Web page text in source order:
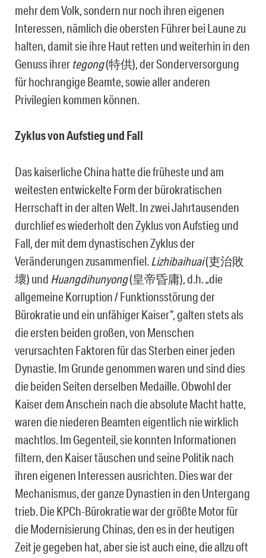
mehr dem Volk, sondern nur noch ihren eigenen
Interessen, nämlich die obersten Führer bei Laune zu
halten, damit sie ihre Haut retten und weiterhin in den
Genuss ihrer tegong(特供), der Sonderversorgung
für hochrangige Beamte, sowie aller anderen
Privilegien kommen können.
Zyklus von Aufstieg und Fall
Das kaiserliche China hatte die früheste und am
weitesten entwickelte Form der bürokratischen
Herrschaft in der alten Welt. In zwei Jahrtausenden
durchlief es wiederholt den Zyklus von Aufstieg und
Fall, der mit dem dynastischen Zyklus der
Veränderungen zusammenfiel.Lizhibaihuai(吏治敗
壞) und Huangdihunyong(皇帝昏庸), d.h. „die
allgemeine Korruption / Funktionsstörung der
Bürokratie und ein unfähiger Kaiser“, galten stets als
die ersten beiden großen, von Menschen
verursachten Faktoren für das Sterben einer jeden
Dynastie. Im Grunde genommen waren und sind dies
die beiden Seiten derselben Medaille. Obwohl der
Kaiser dem Anschein nach die absolute Macht hatte,
waren die niederen Beamten eigentlich nie wirklich
machtlos. Im Gegenteil, sie konnten Informationen
filtern, den Kaiser täuschen und seine Politik nach
ihren eigenen Interessen ausrichten. Dies war der
Mechanismus, der ganze Dynastien in den Untergang
trieb. Die KPCh-Bürokratie war der größte Motor für
die Modernisierung Chinas, den es in der heutigen
Zeit je gegeben hat, aber sie ist auch eine, die allzu oft